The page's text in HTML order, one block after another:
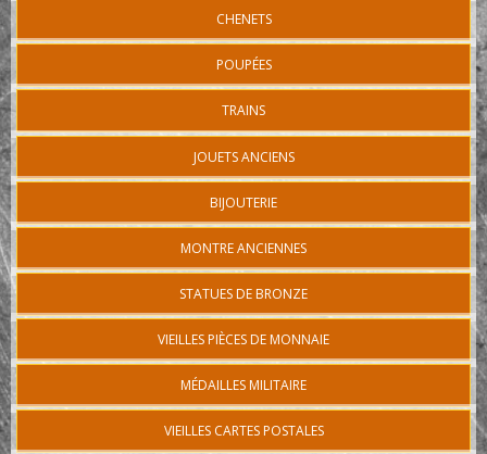
CHENETS
POUPÉES
TRAINS
JOUETS ANCIENS
BIJOUTERIE
MONTRE ANCIENNES
STATUES DE BRONZE
VIEILLES PIÈCES DE MONNAIE
MÉDAILLES MILITAIRE
VIEILLES CARTES POSTALES